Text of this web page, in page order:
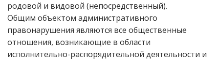
родовой и видовой (непосредственный).
Общим объектом административного
правонарушения являются все общественные
отношения, возникающие в области
исполнительно-распорядительной деятельности и